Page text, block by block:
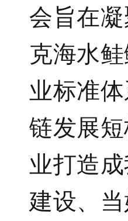
会旨在
克海水
业标准
链发展
业打造
建设、